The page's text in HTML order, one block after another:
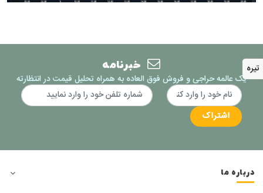
خبرنامه
یک عالمه حراجی و فروش فوق العاده به همراه تحلیل قیمت در انتظارته
اشتراک
درباره ما
تیره